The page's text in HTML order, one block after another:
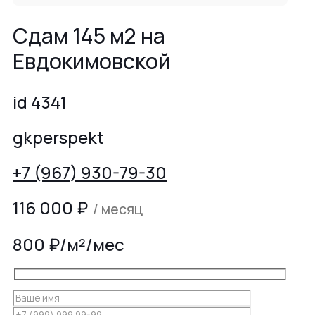
Сдам 145 м2 на
Евдокимовской
id 4341
gkperspekt
+7 (967) 930-79-30
116 000 ₽ / месяц
800 ₽/м²/мес